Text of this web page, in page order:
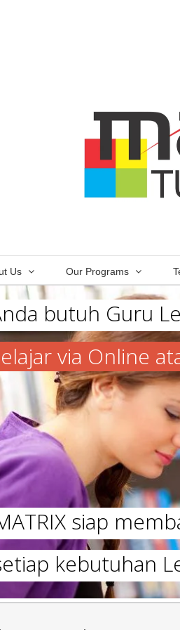
Us Our Programs
butuh Guru
via Online
siap
kebutuhan